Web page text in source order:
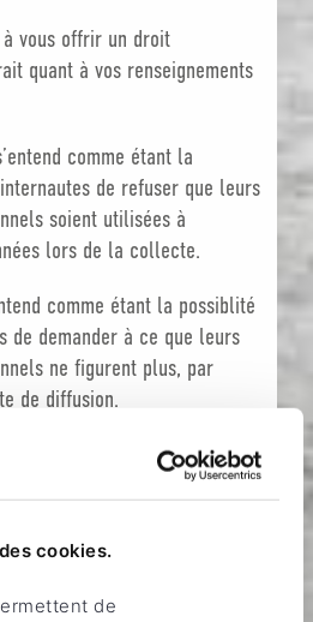
cookies.
de
à vous offrir un droit
quant à vos renseignements
comme étant la
de refuser que leurs
soient utilisées à
lors de la collecte.
comme étant la possiblité
de demander à ce que leurs
ne figurent plus, par
de diffusion.
concernées